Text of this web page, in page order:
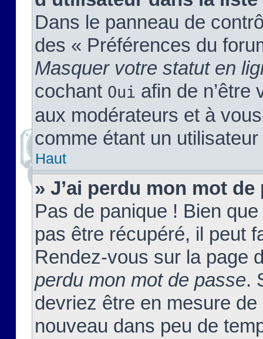
Dans le panneau de
des « Préférences du
Masquer votre statut en
cochant Oui afin de n’être
aux modérateurs et à
comme étant un
Haut
» J’ai perdu mon mot de
Pas de panique ! Bien
pas être récupéré, il peut
Rendez-vous sur la page
perdu mon mot de passe.
devriez être en mesure
nouveau dans peu de